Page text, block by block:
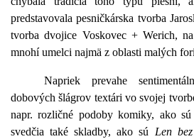
predstavovala pesničkárska tvorba
tvorba dvojice Voskovec + Werich,
mnohí umelci najmä z oblasti malých
Napriek prevahe
dobových šlágrov textári vo svojej
napr. rozličné podoby komiky, ako
svedčia také skladby, ako sú Len